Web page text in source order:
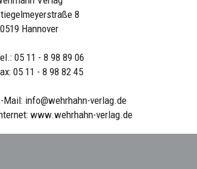
8
Hannover
05 11 - 8 98 89 06
05 11 - 8 98 82 45
Mail: info@wehrhahn-verlag.de
www.wehrhahn-verlag.de